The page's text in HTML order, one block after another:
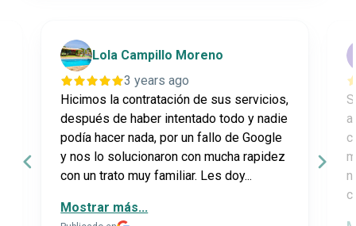
Lola Campillo Moreno
3 years ago
Hicimos la contratación de sus servicios,
después de haber intentado todo y nadie
podía hacer nada, por un fallo de Google
y nos lo solucionaron con mucha rapidez
con un trato muy familiar. Les doy...
Mostrar más...